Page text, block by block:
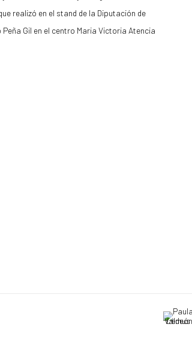
realizó en el stand de la Diputación de
Gil en el centro Maria Victoria Atencia